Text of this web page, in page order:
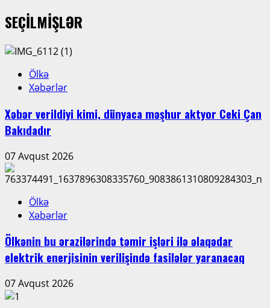
SEÇİLMİŞLƏR
Ölkə
Xəbərlər
Xəbər verildiyi kimi, dünyaca məşhur aktyor Ceki Çan
Bakıdadır
07 Avqust 2026
Ölkə
Xəbərlər
Ölkənin bu ərazilərində təmir işləri ilə əlaqədar
elektrik enerjisinin verilişində fasilələr yaranacaq
07 Avqust 2026